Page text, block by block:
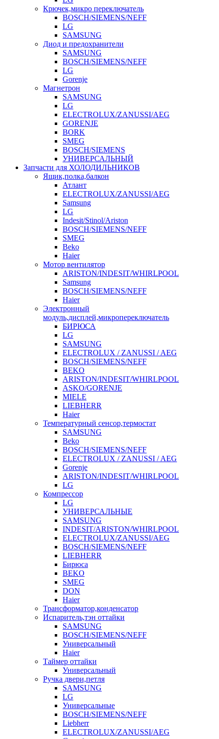
Крючек,микро переключатель
BOSCH/SIEMENS/NEFF
LG
SAMSUNG
Диод и предохранители
SAMSUNG
BOSCH/SIEMENS/NEFF
LG
Gorenje
Магнетрон
SAMSUNG
LG
ELECTROLUX/ZANUSSI/AEG
GORENJE
BORK
SMEG
BOSCH/SIEMENS
УНИВЕРСАЛЬНЫЙ
Запчасти для ХОЛОДИЛЬНИКОВ
Ящик,полка,балкон
Атлант
ELECTROLUX/ZANUSSI/AEG
Samsung
LG
Indesit/Stinol/Ariston
BOSCH/SIEMENS/NEFF
SMEG
Beko
Haier
Мотор вентилятор
ARISTON/INDESIT/WHIRLPOOL
Samsung
BOSCH/SIEMENS/NEFF
Haier
Электронный
модуль,дисплей,микропереключатель
БИРЮСА
LG
SAMSUNG
ELECTROLUX / ZANUSSI / AEG
BOSCH/SIEMENS/NEFF
BEKO
ARISTON/INDESIT/WHIRLPOOL
ASKO/GORENJE
MIELE
LIEBHERR
Haier
Температурный сенсор,термостат
SAMSUNG
Beko
BOSCH/SIEMENS/NEFF
ELECTROLUX / ZANUSSI / AEG
Gorenje
ARISTON/INDESIT/WHIRLPOOL
LG
Компрессор
LG
УНИВЕРСАЛЬНЫЕ
SAMSUNG
INDESIT/ARISTON/WHIRLPOOL
ELECTROLUX/ZANUSSI/AEG
BOSCH/SIEMENS/NEFF
LIEBHERR
Бирюса
BEKO
SMEG
DON
Haier
Трансформатор,конденсатор
Испаритель,тэн оттайки
SAMSUNG
BOSCH/SIEMENS/NEFF
Универсальный
Haier
Таймер оттайки
Универсальный
Ручка двери,петля
SAMSUNG
LG
Универсальные
BOSCH/SIEMENS/NEFF
Liebherr
ELECTROLUX/ZANUSSI/AEG